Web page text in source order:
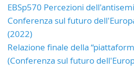
EBSp570 Percezioni
Conferenza sul futuro
(2022)
Relazione finale della
(Conferenza sul futuro